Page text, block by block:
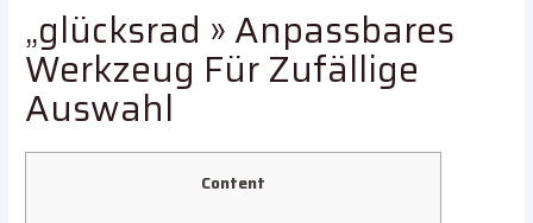
„glücksrad » Anpassbares
Werkzeug Für Zufällige
Auswahl
Content